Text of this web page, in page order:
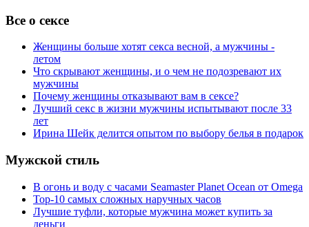
Все о сексе
Женщины больше хотят секса весной, а мужчины -
летом
Что скрывают женщины, и о чем не подозревают их
мужчины
Почему женщины отказывают вам в сексе?
Лучший секс в жизни мужчины испытывают после 33
лет
Ирина Шейк делится опытом по выбору белья в подарок
Мужской стиль
В огонь и воду с часами Seamaster Planet Ocean от Omega
Top-10 самых сложных наручных часов
Лучшие туфли, которые мужчина может купить за
деньги